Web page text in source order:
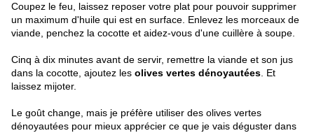
Coupez le feu, laissez reposer votre plat pour pouvoir supprimer
un maximum d'huile qui est en surface. Enlevez les morceaux de
viande, penchez la cocotte et aidez-vous d'une cuillère à soupe.
Cinq à dix minutes avant de servir, remettre la viande et son jus
dans la cocotte, ajoutez les olives vertes dénoyautées . Et
laissez mijoter.
Le goût change, mais je préfère utiliser des olives vertes
dénoyautées pour mieux apprécier ce que je vais déguster dans